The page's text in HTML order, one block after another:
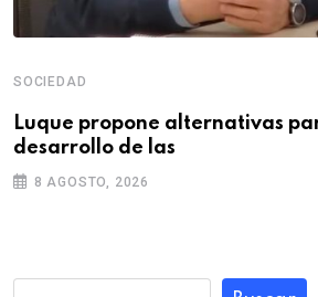
SOCIEDAD
Luque propone alternativas
desarrollo de las
8 AGOSTO, 2026